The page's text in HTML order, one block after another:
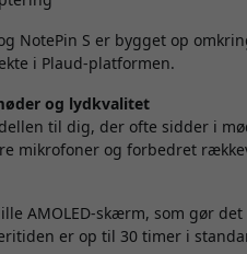
NotePin S er bygget op
i Plaud-platformen.
og lydkvalitet
til dig, der ofte sidder i
mikrofoner og forbedret
AMOLED-skærm, som gør
er op til 30 timer i